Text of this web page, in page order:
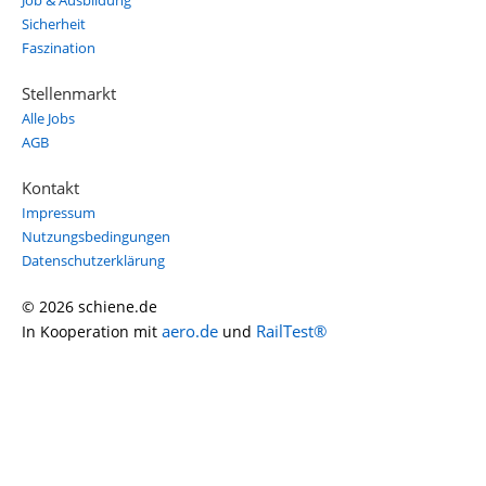
Sicherheit
Faszination
Stellenmarkt
Alle Jobs
AGB
Kontakt
Impressum
Nutzungsbedingungen
Datenschutzerklärung
© 2026 schiene.de
In Kooperation mit aero.de und RailTest®